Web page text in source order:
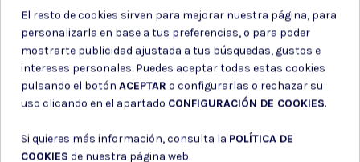
Puede darse de baja en cualquier momento. Para ello, consulte nuestra
información de contacto en el aviso legal.
Consiento el uso de mis datos para los fines indicados en la
Política de privacidad
Consiento el uso de mis datos personales para recibir publicidad
de su entidad.
El resto de cookies sirven para mejorar nuestra página, para
personalizarla en base a tus preferencias, o para poder
mostrarte publicidad ajustada a tus búsquedas, gustos e
intereses personales. Puedes aceptar todas estas cookies
pulsando el botón ACEPTAR o configurarlas o rechazar su
uso clicando en el apartado CONFIGURACIÓN DE COOKIES.
Si quieres más información, consulta la POLÍTICA DE
COOKIES de nuestra página web.